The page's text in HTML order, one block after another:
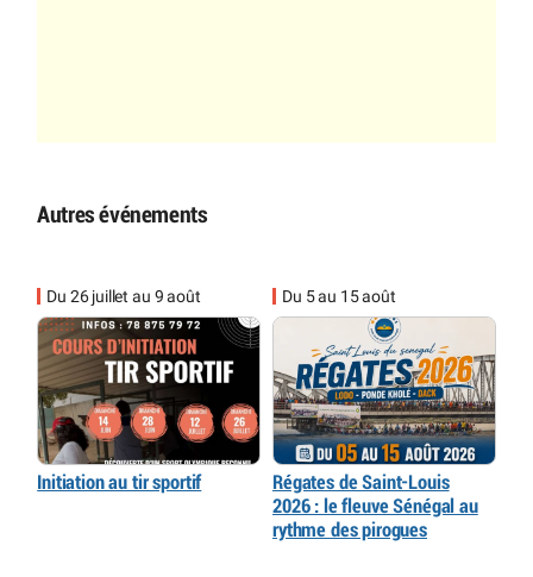
Autres événements
Du 26 juillet au 9 août
Initiation au tir sportif
Du 5 au 15 août
Régates de Saint-Louis
2026 : le fleuve Sénégal au
rythme des pirogues